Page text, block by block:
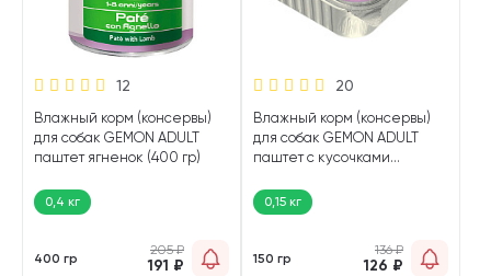
12
Влажный корм (консервы)
для собак GEMON ADULT
паштет ягненок (400 гр)
0,4 кг
400 гр
205₽
191 ₽
20
Влажный корм (консервы)
для собак GEMON ADULT
паштет с кусочками
0,15 кг
150 гр
136₽
126 ₽